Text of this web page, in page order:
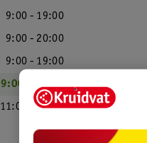
9:00 - 19:00
9:00 - 20:00
9:00 - 19:00
9:00 - 18:00
11:00 - 17:00